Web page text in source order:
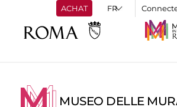
ACHAT
MUSEO DELLE